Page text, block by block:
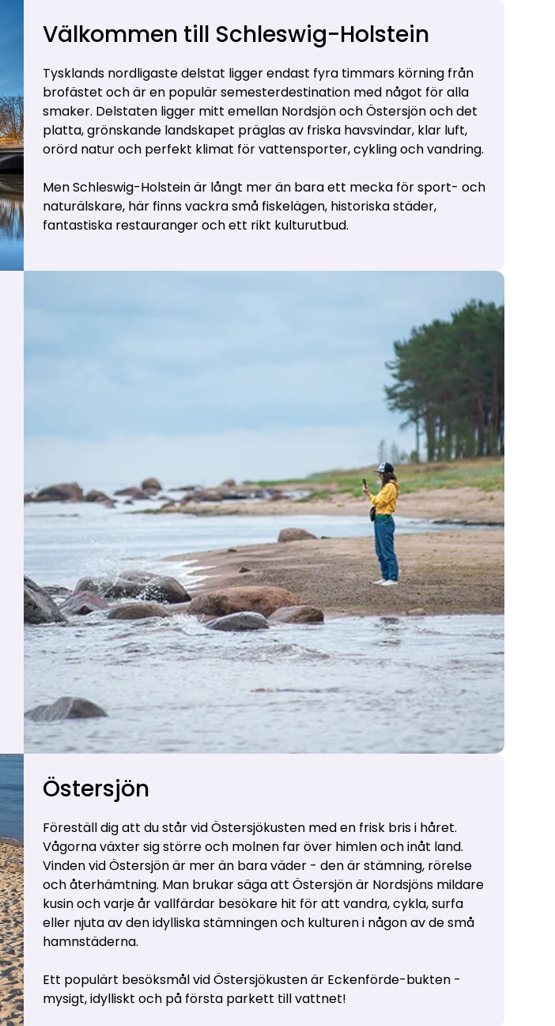
Välkommen till Schleswig-Holstein
Tysklands nordligaste delstat ligger endast fyra timmars körning från
brofästet och är en populär semesterdestination med något för alla
smaker. Delstaten ligger mitt emellan Nordsjön och Östersjön och det
platta, grönskande landskapet präglas av friska havsvindar, klar luft,
orörd natur och perfekt klimat för vattensporter, cykling och vandring.
Men Schleswig-Holstein är långt mer än bara ett mecka för sport- och
naturälskare, här finns vackra små fiskelägen, historiska städer,
fantastiska restauranger och ett rikt kulturutbud.
Östersjön
Föreställ dig att du står vid Östersjökusten med en frisk bris i håret.
Vågorna växter sig större och molnen far över himlen och inåt land.
Vinden vid Östersjön är mer än bara väder - den är stämning, rörelse
och återhämtning. Man brukar säga att Östersjön är Nordsjöns mildare
kusin och varje år vallfärdar besökare hit för att vandra, cykla, surfa
eller njuta av den idylliska stämningen och kulturen i någon av de små
hamnstäderna.
Ett populärt besöksmål vid Östersjökusten är Eckenförde-bukten -
mysigt, idylliskt och på första parkett till vattnet!